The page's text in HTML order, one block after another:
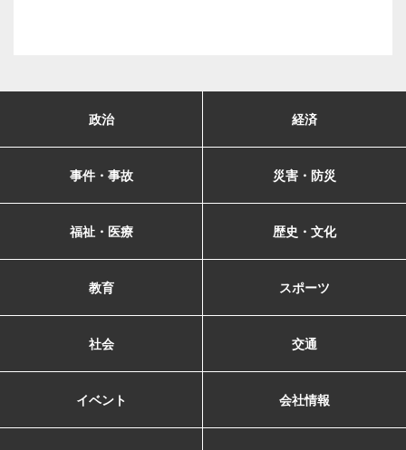
政治 経済
事件・事故 災害・防災
福祉・医療 歴史・文化
教育 スポーツ
社会 交通
イベント 会社情報